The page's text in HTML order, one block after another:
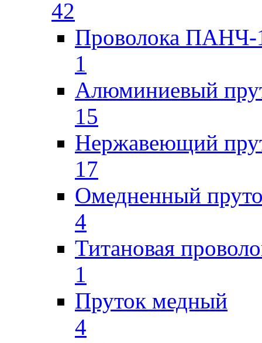
42
Проволока ПАНЧ-
1
Алюминиевый
15
Нержавеющий
17
Омедненный
4
Титановая
1
Пруток медный
4